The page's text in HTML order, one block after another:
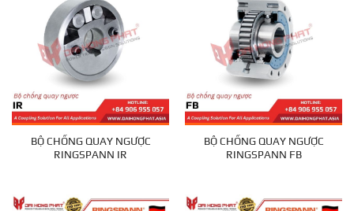
BỘ CHỐNG QUAY NGƯỢC
RINGSPANN IR
BỘ CHỐNG QUAY NGƯỢC
RINGSPANN FB